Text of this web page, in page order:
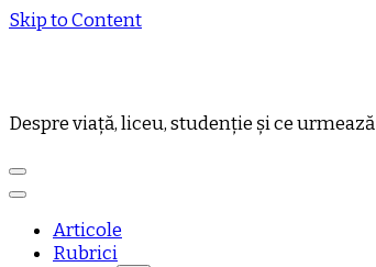
Skip to Content
Despre viață, liceu, studenție și ce urmează
Articole
Rubrici